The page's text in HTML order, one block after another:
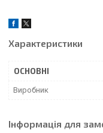
Характеристики
ОСНОВНІ
Виробник
Інформація для